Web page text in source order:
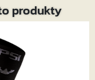
produkty